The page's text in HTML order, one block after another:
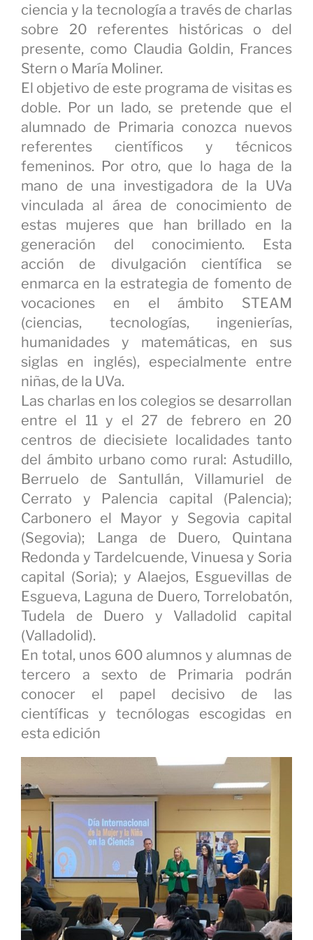
ciencia y la tecnología a través de charlas
sobre 20 referentes históricas o del
presente, como Claudia Goldin, Frances
Stern o María Moliner.
El objetivo de este programa de visitas es
doble. Por un lado, se pretende que el
alumnado de Primaria conozca nuevos
referentes científicos y técnicos
femeninos. Por otro, que lo haga de la
mano de una investigadora de la UVa
vinculada al área de conocimiento de
estas mujeres que han brillado en la
generación del conocimiento. Esta
acción de divulgación científica se
enmarca en la estrategia de fomento de
vocaciones en el ámbito STEAM
(ciencias, tecnologías, ingenierías,
humanidades y matemáticas, en sus
siglas en inglés), especialmente entre
niñas, de la UVa.
Las charlas en los colegios se desarrollan
entre el 11 y el 27 de febrero en 20
centros de diecisiete localidades tanto
del ámbito urbano como rural: Astudillo,
Berruelo de Santullán, Villamuriel de
Cerrato y Palencia capital (Palencia);
Carbonero el Mayor y Segovia capital
(Segovia); Langa de Duero, Quintana
Redonda y Tardelcuende, Vinuesa y Soria
capital (Soria); y Alaejos, Esguevillas de
Esgueva, Laguna de Duero, Torrelobatón,
Tudela de Duero y Valladolid capital
(Valladolid).
En total, unos 600 alumnos y alumnas de
tercero a sexto de Primaria podrán
conocer el papel decisivo de las
científicas y tecnólogas escogidas en
esta edición